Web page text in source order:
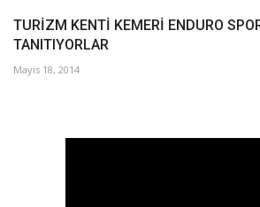
TURİZM KENTİ KEMERİ ENDURO
TANITIYORLAR
Mayıs 18, 2014